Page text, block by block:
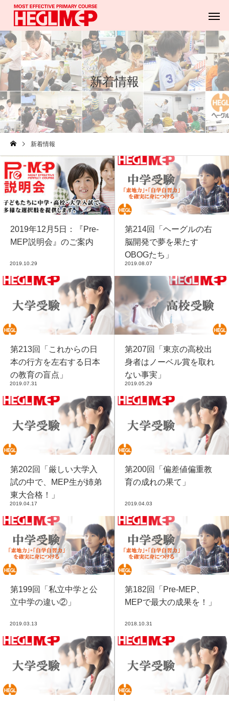
Pre-MEP MEPウィー
MEP SONG ヘーグル
新着情報
新着情報
2019年12月5日：『Pre-
MEP説明会』のご案内
2019.10.29
第214回「ヘーグルの右
脳開発で夢を果たす
OBOGたち」
2019.08.07
第213回「これからの日
本の行方を左右する日本
の教育の盲点」
2019.07.31
第207回「東京の高校出
身者はノーベル賞を取れ
ない事実」
2019.05.29
第202回「厳しい大学入
試の中で、MEP生が姉弟
東大合格！」
2019.04.17
第200回「偏差値偏重教
育の成れの果て」
2019.04.03
第199回「私立中学と公
立中学の違い②」
2019.03.13
第182回「Pre-MEP、
MEPで最大の成果を！」
2018.10.31